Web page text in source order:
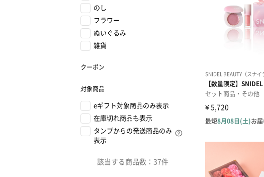
のし
フラワー
ぬいぐるみ
雑貨
クーポン
対象商品
eギフト対象商品のみ表示
在庫切れ商品も表示
タンプからの発送商品のみ
表示
該当する商品数： 37件